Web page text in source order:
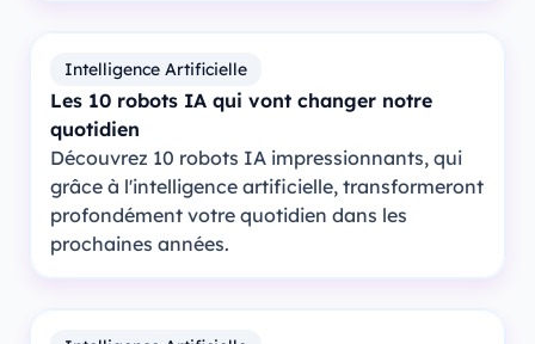
Intelligence Artificielle
Les 10 robots IA qui vont changer notre
quotidien
Découvrez 10 robots IA impressionnants, qui
grâce à l'intelligence artificielle, transformeront
profondément votre quotidien dans les
prochaines années.